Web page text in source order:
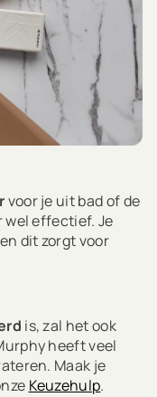
voor je uit bad of de
wel effectief. Je
dit zorgt voor
is, zal het ook
heeft veel
Maak je
Keuzehulp.